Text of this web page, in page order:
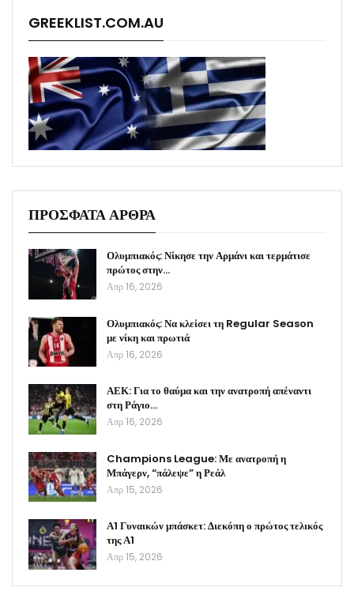
GREEKLIST.COM.AU
ΠΡΟΣΦΑΤΑ ΑΡΘΡΑ
Ολυμπιακός: Νίκησε την Αρμάνι και τερμάτισε
πρώτος στην…
Απρ 16, 2026
Ολυμπιακός: Να κλείσει τη Regular Season
με νίκη και πρωτιά
Απρ 16, 2026
ΑΕΚ: Για το θαύμα και την ανατροπή απέναντι
στη Ράγιο…
Απρ 16, 2026
Champions League: Με ανατροπή η
Μπάγερν, “πάλεψε” η Ρεάλ
Απρ 15, 2026
Α1 Γυναικών μπάσκετ: Διεκόπη ο πρώτος τελικός
της Α1
Απρ 15, 2026